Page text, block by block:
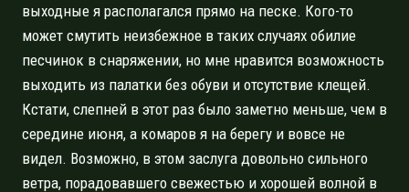
выходные я располагался прямо на песке. Кого-то
может смутить неизбежное в таких случаях обилие
песчинок в снаряжении, но мне нравится возможность
выходить из палатки без обуви и отсутствие клещей.
Кстати, слепней в этот раз было заметно меньше, чем в
середине июня, а комаров я на берегу и вовсе не
видел. Возможно, в этом заслуга довольно сильного
ветра, порадовавшего свежестью и хорошей волной в